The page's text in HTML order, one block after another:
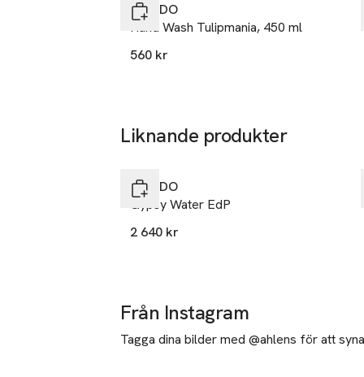
BYREDO
Hand Wash Tulipmania, 450 ml
560 kr
Liknande produkter
BYREDO
Gypsy Water EdP
2 640 kr
Från Instagram
Tagga dina bilder med @ahlens för att